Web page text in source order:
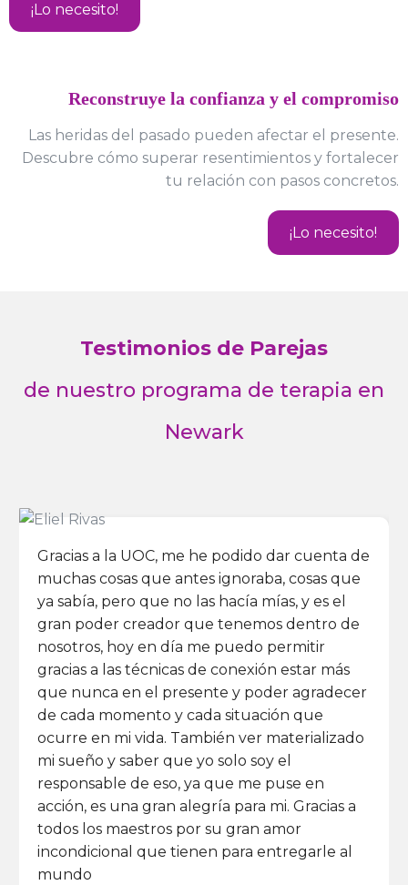
¡Lo necesito!
Reconstruye la confianza y el compromiso
Las heridas del pasado pueden afectar el presente.
Descubre cómo superar resentimientos y fortalecer
tu relación con pasos concretos.
¡Lo necesito!
Testimonios de Parejas
de nuestro programa de terapia en
Newark
Gracias a la UOC, me he podido dar cuenta de
muchas cosas que antes ignoraba, cosas que
ya sabía, pero que no las hacía mías, y es el
gran poder creador que tenemos dentro de
nosotros, hoy en día me puedo permitir
gracias a las técnicas de conexión estar más
que nunca en el presente y poder agradecer
de cada momento y cada situación que
ocurre en mi vida. También ver materializado
mi sueño y saber que yo solo soy el
responsable de eso, ya que me puse en
acción, es una gran alegría para mi. Gracias a
todos los maestros por su gran amor
incondicional que tienen para entregarle al
mundo